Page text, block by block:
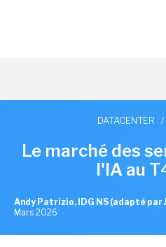
DATACENTER /
Le marché des
l'IA au
Andy Patrizio, IDG NS (adapté par
Mars 2026